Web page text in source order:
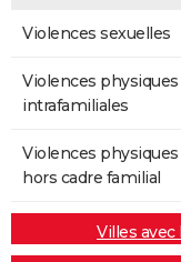
Violences sexuelles
Violences physiques
intrafamiliales
Violences physiques
hors cadre familial
Villes